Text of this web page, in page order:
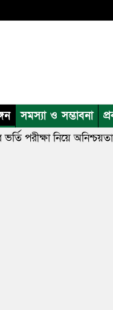
সমস্যা ও সম্ভাবনা
ভর্তি পরীক্ষা নিয়ে